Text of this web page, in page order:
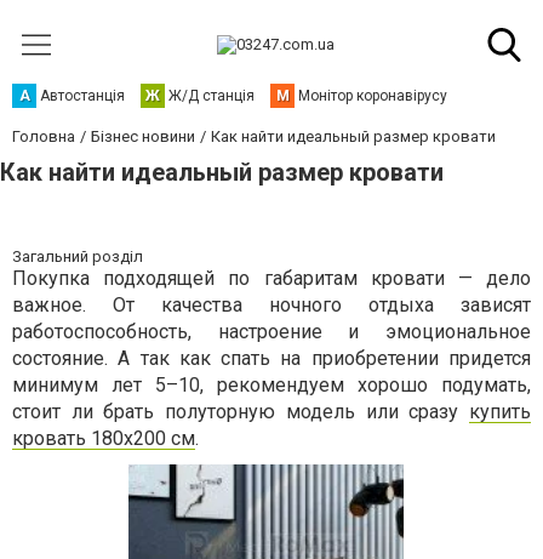
А Автостанція Ж Ж/Д станція М Монітор коронавірусу
Головна Бізнес новини Как найти идеальный размер кровати
Как найти идеальный размер кровати
Загальний розділ
Покупка подходящей по габаритам кровати — дело
важное. От качества ночного отдыха зависят
работоспособность, настроение и эмоциональное
состояние. А так как спать на приобретении придется
минимум лет 5–10, рекомендуем хорошо подумать,
стоит ли брать полуторную модель или сразу купить
кровать 180х200 см.